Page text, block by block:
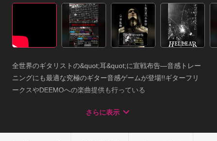
全世界のギタリストの&quot;耳&quot;に宣戦布告―音感トレー
ニングにも最適な究極のギター音感ゲームが登場!!ギターフリ
ークスやDEEMOへの楽曲提供も行っている
修！小林信一の放つ地獄フレーズを聞き当てよう！
さらに表示